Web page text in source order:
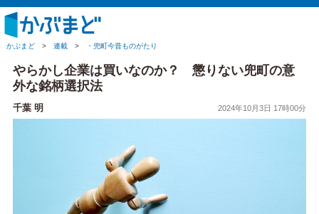
かぶまど > 連載 > ・兜町今昔ものがたり
やらかし企業は買いなのか？ 懲りない兜町の意
外な銘柄選択法
千葉 明 2024年10月3日 17時00分